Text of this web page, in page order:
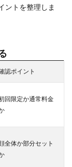
ントを整理しま
認ポイント
回限定か通常料金
全体か部分セット